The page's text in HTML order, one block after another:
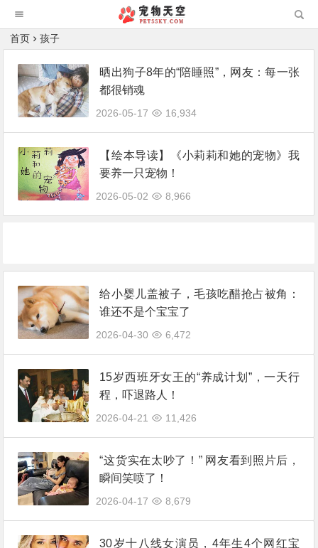
首页 孩子
晒出狗子8年的“陪睡照”，网友：每一张
都很销魂
2026-05-17 16,934
【绘本导读】《小莉莉和她的宠物》我
要养一只宠物！
2026-05-02 8,966
给小婴儿盖被子，毛孩吃醋抢占被角：
谁还不是个宝宝了
2026-04-30 6,472
15岁西班牙女王的“养成计划”，一天行
程，吓退路人！
2026-04-21 11,426
“这货实在太吵了！” 网友看到照片后，
瞬间笑喷了！
2026-04-17 8,679
30岁十八线女演员，4年生4个网红宝